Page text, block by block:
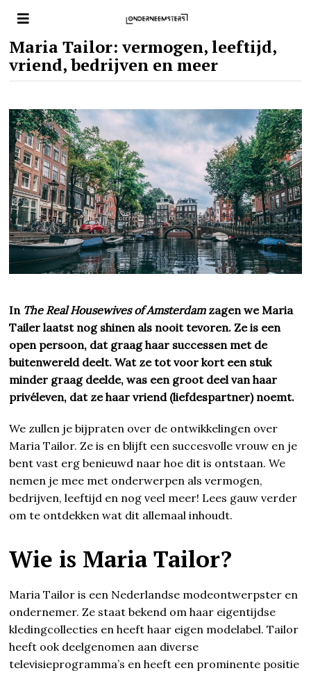
Maria Tailor: vermogen, leeftijd,
vriend, bedrijven en meer
In The Real Housewives of Amsterdamzagen we Maria
Tailer laatst nog shinen als nooit tevoren. Ze is een
open persoon, dat graag haar successen met de
buitenwereld deelt. Wat ze tot voor kort een stuk
minder graag deelde, was een groot deel van haar
privéleven, dat ze haar vriend (liefdespartner) noemt.
We zullen je bijpraten over de ontwikkelingen over
Maria Tailor. Ze is en blijft een succesvolle vrouw en je
bent vast erg benieuwd naar hoe dit is ontstaan. We
nemen je mee met onderwerpen als vermogen,
bedrijven, leeftijd en nog veel meer! Lees gauw verder
om te ontdekken wat dit allemaal inhoudt.
Wie is Maria Tailor?
Maria Tailor is een Nederlandse modeontwerpster en
ondernemer. Ze staat bekend om haar eigentijdse
kledingcollecties en heeft haar eigen modelabel. Tailor
heeft ook deelgenomen aan diverse
televisieprogramma’s en heeft een prominente positie